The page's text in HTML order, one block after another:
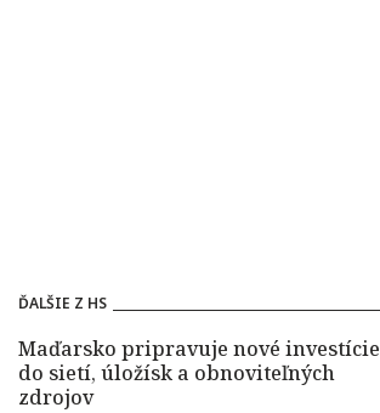
ĎALŠIE Z HS
Maďarsko pripravuje nové investície
do sietí, úložísk a obnoviteľných
zdrojov